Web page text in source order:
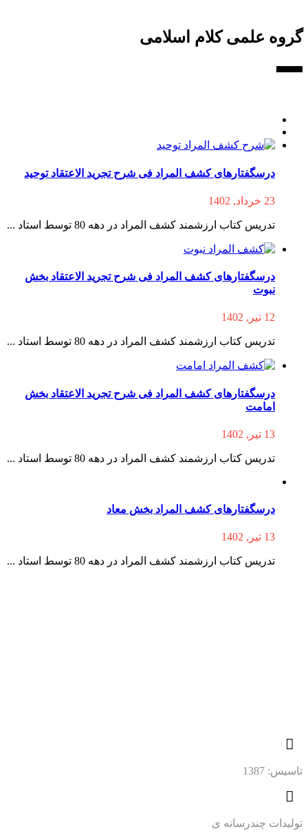
گروه علمی کلام اسلامی
درسگفتارهای کشف المراد فی شرح تجرید الاعتقاد توحید
23 خرداد, 1402
تدریس کتاب ارزشمند کشف المراد در دهه 80 توسط استاد ...
درسگفتارهای کشف المراد فی شرح تجرید الاعتقاد بخش
نبوت
12 تیر, 1402
تدریس کتاب ارزشمند کشف المراد در دهه 80 توسط استاد ...
درسگفتارهای کشف المراد فی شرح تجرید الاعتقاد بخش
امامت
13 تیر, 1402
تدریس کتاب ارزشمند کشف المراد در دهه 80 توسط استاد ...
درسگفتارهای کشف المراد بخش معاد
13 تیر, 1402
تدریس کتاب ارزشمند کشف المراد در دهه 80 توسط استاد ...
تاسیس: 1387
تولیدات چندرسانه ی